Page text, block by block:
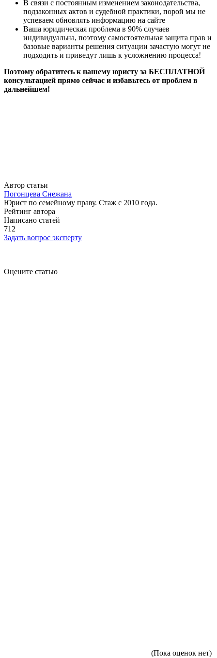
В связи с постоянным изменением законодательства,
подзаконных актов и судебной практики, порой мы не
успеваем обновлять информацию на сайте
Ваша юридическая проблема в 90% случаев
индивидуальна, поэтому самостоятельная защита прав и
базовые варианты решения ситуации зачастую могут не
подходить и приведут лишь к усложнению процесса!
Поэтому обратитесь к нашему юристу за БЕСПЛАТНОЙ
консультацией прямо сейчас и избавьтесь от проблем в
дальнейшем!
Автор статьи
Погонцева Снежана
Юрист по семейному праву. Стаж с 2010 года.
Рейтинг автора
Написано статей
712
Задать вопрос эксперту
Оцените статью
(Пока оценок нет)